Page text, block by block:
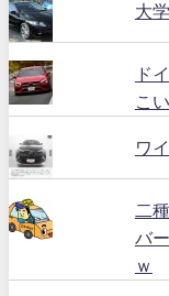
大
ド
こ
ワ
二
バ
ｗ